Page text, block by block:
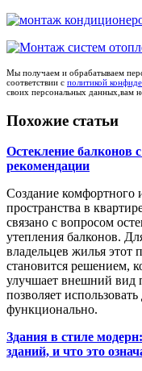
Мы получаем и обрабатываем
соответствии с политикой
своих персональных данных,вам
Похожие статьи
Остекление балконов
рекомендации
Создание комфортного
пространства в
связано с вопросом
утепления балконов.
владельцев жилья этот
становится решением,
улучшает внешний вид
позволяет
функционально.
Здания в стиле
зданий, и что это